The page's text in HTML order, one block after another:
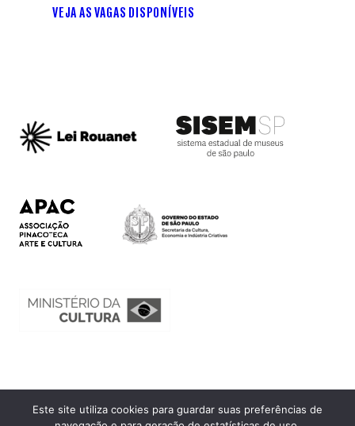
VEJA AS VAGAS DISPONÍVEIS
Ouvidoria
Este site utiliza cookies para guardar suas preferências de